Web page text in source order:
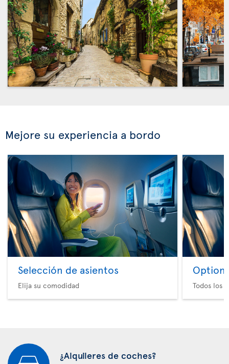
Mejore su experiencia a bordo
Selección de asientos
Elija su comodidad
Option
Todos los
¿Alquileres de coches?